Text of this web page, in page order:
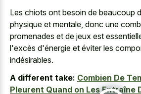
Les chiots ont besoin de beaucoup
physique et mentale, donc une
promenades et de jeux est
l'excès d'énergie et éviter les
indésirables.
A different take: Combien De
Pleurent Quand on Les Entraîne